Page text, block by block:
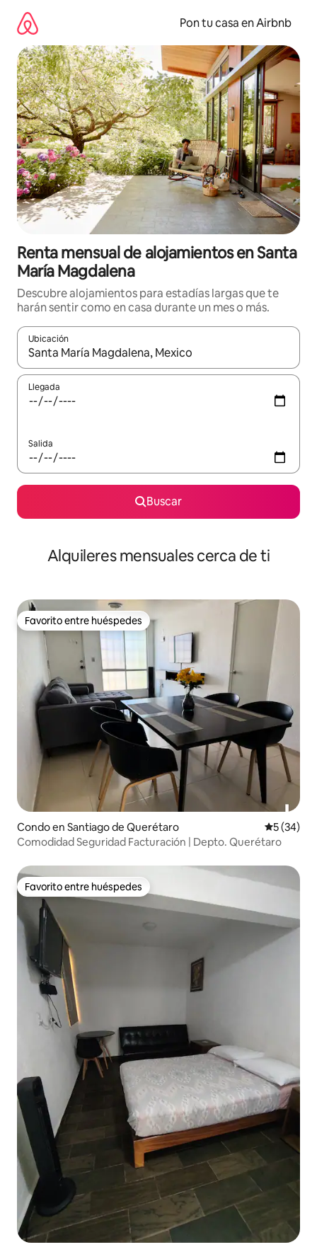
contenido
Pon tu casa en Airbnb
Renta mensual de alojamientos en Santa
María Magdalena
Descubre alojamientos para estadías largas que te
harán sentir como en casa durante un mes o más.
Ubicación
Cuando los resultados estén disponibles, navega con las
Llegada
Salida
Buscar
Alquileres mensuales cerca de ti
Favorito entre huéspedes
Favorito entre huéspedes
Condo en Santiago de Querétaro
5 (34)
Comodidad Seguridad Facturación | Depto. Querétaro
Favorito entre huéspedes
Favorito entre huéspedes